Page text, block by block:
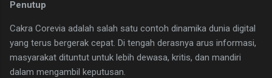
Penutup
Cakra Corevia adalah salah satu contoh dinamika dunia digital
yang terus bergerak cepat. Di tengah derasnya arus informasi,
masyarakat dituntut untuk lebih dewasa, kritis, dan mandiri
dalam mengambil keputusan.